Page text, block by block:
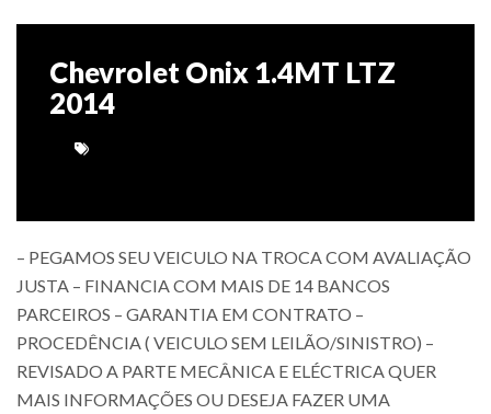
Chevrolet Onix 1.4MT LTZ
2014
– PEGAMOS SEU VEICULO NA TROCA COM AVALIAÇÃO
JUSTA – FINANCIA COM MAIS DE 14 BANCOS
PARCEIROS – GARANTIA EM CONTRATO –
PROCEDÊNCIA ( VEICULO SEM LEILÃO/SINISTRO) –
REVISADO A PARTE MECÂNICA E ELÉCTRICA QUER
MAIS INFORMAÇÕES OU DESEJA FAZER UMA